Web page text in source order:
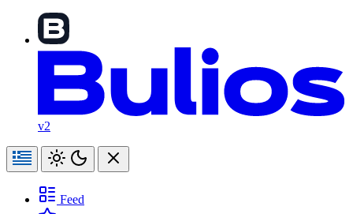
v2
Feed